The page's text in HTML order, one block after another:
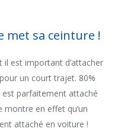
met sa ceinture !
il est important d’attacher
un court trajet. 80%
parfaitement attaché
montre en effet qu’un
attaché en voiture !